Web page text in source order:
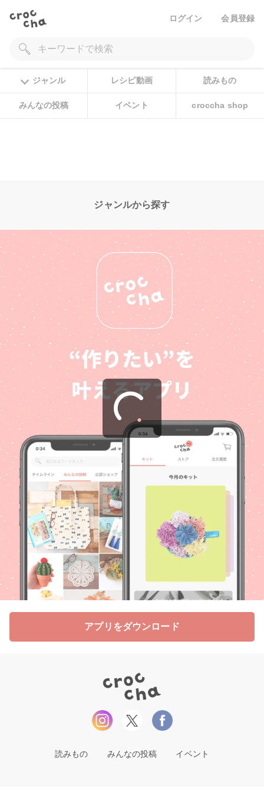
ログイン 会員登録
ジャンル レシピ動画 読みもの
みんなの投稿 イベント croccha shop
ジャンルから探す
アプリをダウンロード
読みもの みんなの投稿 イベント